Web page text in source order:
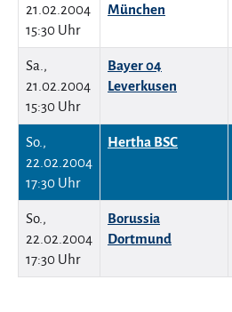
21.02.2004
15:30 Uhr
München
Sa.,
21.02.2004
15:30 Uhr
Bayer 04
Leverkusen
So.,
22.02.2004
17:30 Uhr
Hertha BSC
So.,
22.02.2004
17:30 Uhr
Borussia
Dortmund